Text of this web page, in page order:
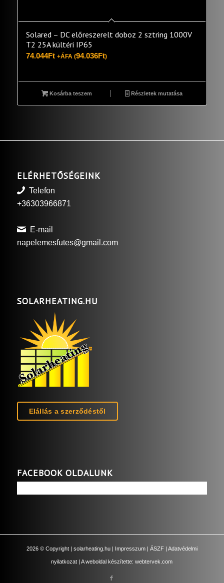
Solared – DC előreszerelt doboz 2 sztring 1000V
T2 25A kültéri IP65
74.044Ft +ÁFA (94.036Ft)
Kosárba teszem Részletek mutatása
ELÉRHETŐSÉGEINK
Telefon
+36303966871
E-mail
napelemesfutes@gmail.com
SOLARHEATING.HU
Elállás a szerződéstől
FACEBOOK OLDALUNK
2026© Copyright | solarheating.hu| Impresszum| ÁSZF| Adatvédelmi
nyilatkozat | A weboldal készítette:webtervek.com